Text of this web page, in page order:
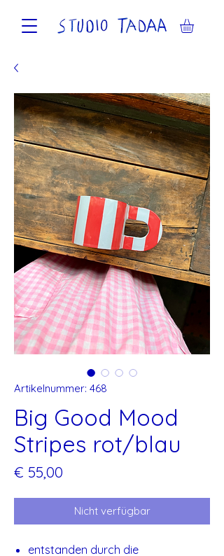
Artikelnummer: 468
Big Good Mood
Stripes rot/blau
€ 55,00
Nicht verfügbar
entstanden durch die